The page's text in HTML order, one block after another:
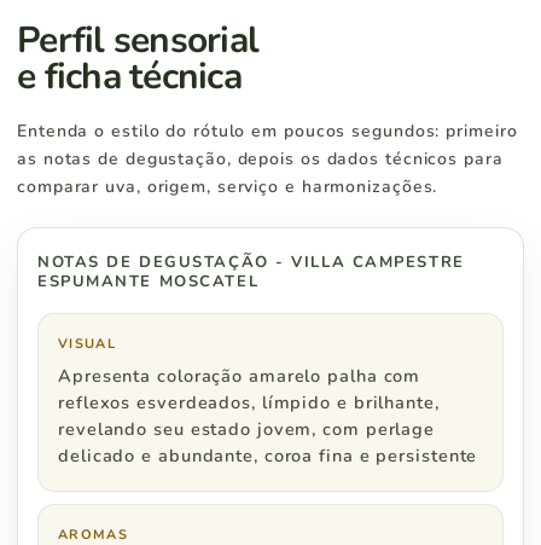
Santa Catarina
Paraná R$ 500
Região Sudeste Pedidos a partir de
Rio de Janeiro R$ 600
Minas Gerais R$ 600
Espírito Santo
Perfil sensorial
e ficha técnica
Entenda o estilo do rótulo em poucos segundos: primeiro
as notas de degustação, depois os dados técnicos para
comparar uva, origem, serviço e harmonizações.
NOTAS DE DEGUSTAÇÃO - VILLA CAMPESTRE
ESPUMANTE MOSCATEL
VISUAL
Apresenta coloração amarelo palha com
reflexos esverdeados, límpido e brilhante,
revelando seu estado jovem, com perlage
delicado e abundante, coroa fina e persistente
AROMAS